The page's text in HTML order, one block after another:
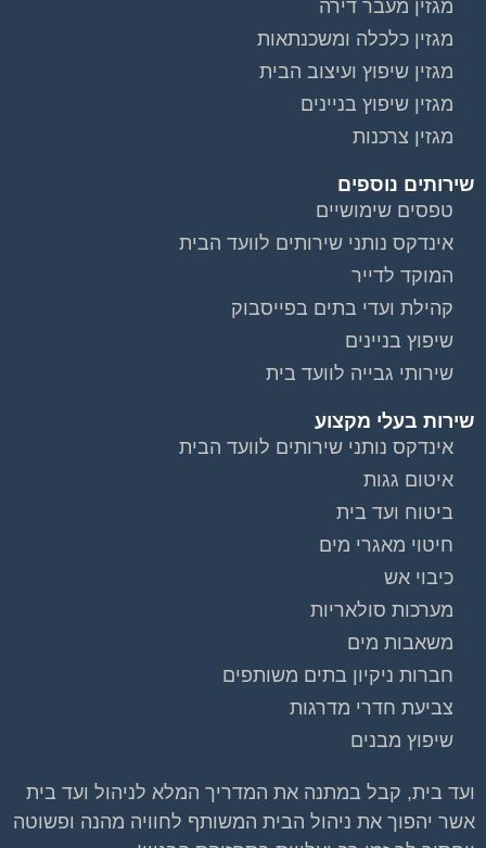
חיטוי מאגרי מים
כיבוי אש
מערכות סולאריות
משאבות מים
צביעת חדרי מדרגות
ועד בית, קבל במתנה את המדריך המלא לניהול ועד בית
אשר יהפוך את ניהול הבית המשותף לחוויה מהנה ופשוטה
ויחסוך לך זמן רב ועלויות בתחזוקת הבניין!
בנייה וניהול אתר: Eyeweb שיווק באינטרנט .
כל הזכויות שמורות לפורטל בית משותף
וועדי בתים ודיירים
לחצו על התמונה או על הכפתור ושלחו בקשת
הצטרפות בדף הקבוצה